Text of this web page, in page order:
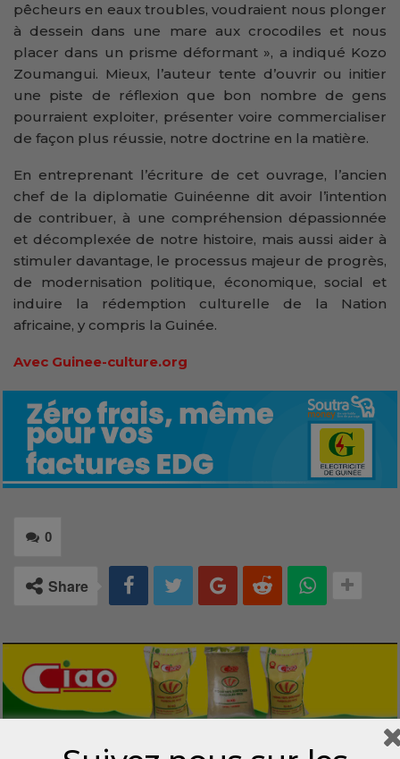
pêcheurs en eaux troubles, voudraient nous plonger
à dessein dans une mare aux crocodiles et nous
placer dans un prisme déformant », a indiqué Kozo
Zoumangui. Mieux, l’auteur tente d’ouvrir ou initier
une piste de réflexion que bon nombre de gens
pourraient exploiter, présenter voire commercialiser
de façon plus réussie, notre doctrine en la matière.
En entreprenant l’écriture de cet ouvrage, l’ancien
chef de la diplomatie Guinéenne dit avoir l’intention
de contribuer, à une compréhension dépassionnée
et décomplexée de notre histoire, mais aussi aider à
stimuler davantage, le processus majeur de progrès,
de modernisation politique, économique, social et
induire la rédemption culturelle de la Nation
africaine, y compris la Guinée.
Avec Guinee-culture.org
0
Share